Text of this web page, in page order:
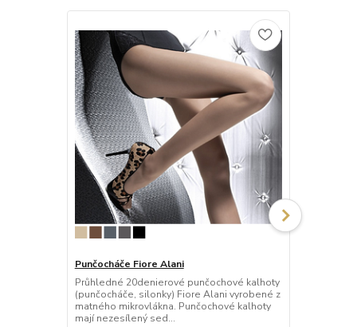
Punčocháče Fiore Alani
Průhledné 20denierové punčochové kalhoty
(punčocháče, silonky) Fiore Alani vyrobené z
matného mikrovlákna. Punčochové kalhoty
mají nezesílený sed...